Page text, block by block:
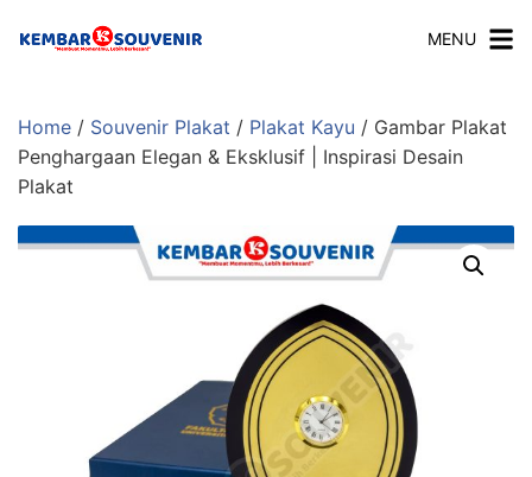
MENU
Home / Souvenir Plakat / Plakat Kayu / Gambar Plakat
Penghargaan Elegan & Eksklusif | Inspirasi Desain
Plakat